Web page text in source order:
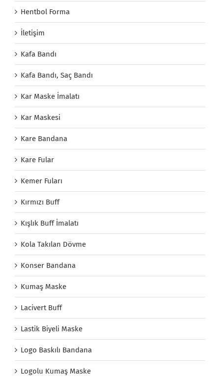
Hentbol Forma
İletişim
Kafa Bandı
Kafa Bandı, Saç Bandı
Kar Maske İmalatı
Kar Maskesi
Kare Bandana
Kare Fular
Kemer Fuları
Kırmızı Buff
Kışlık Buff İmalatı
Kola Takılan Dövme
Konser Bandana
Kumaş Maske
Lacivert Buff
Lastik Biyeli Maske
Logo Baskılı Bandana
Logolu Kumaş Maske